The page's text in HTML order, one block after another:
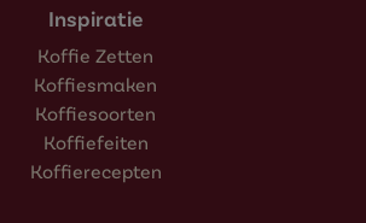
Inspiratie
Koffie Zetten
Koffiesmaken
Koffiesoorten
Koffiefeiten
Koffierecepten